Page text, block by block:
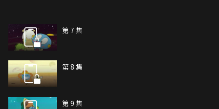
第 7 集
第 8 集
第 9 集